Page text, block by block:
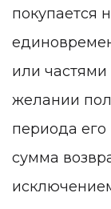
покупается
или
желании
периода его
сумма